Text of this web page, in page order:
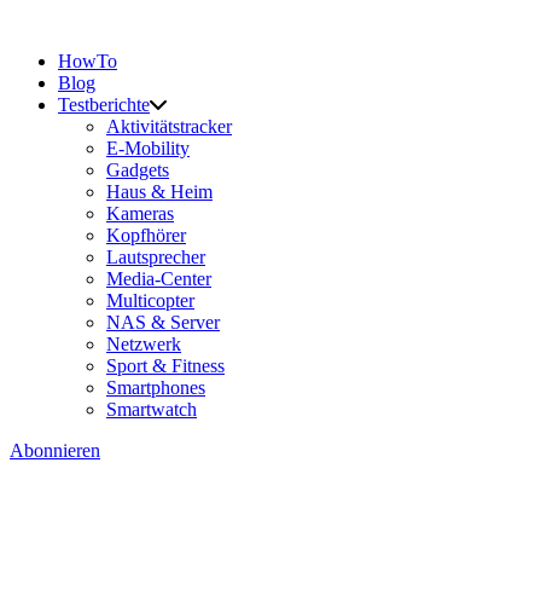
HowTo
Blog
Testberichte
Aktivitätstracker
E-Mobility
Gadgets
Haus & Heim
Kameras
Kopfhörer
Lautsprecher
Media-Center
Multicopter
NAS & Server
Netzwerk
Sport & Fitness
Smartphones
Smartwatch
Abonnieren